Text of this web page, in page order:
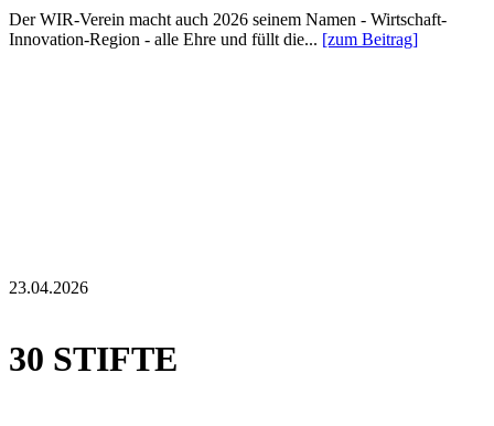
Der WIR-Verein macht auch 2026 seinem Namen - Wirtschaft-
Innovation-Region - alle Ehre und füllt die... [zum Beitrag]
23.04.2026
30 STIFTE